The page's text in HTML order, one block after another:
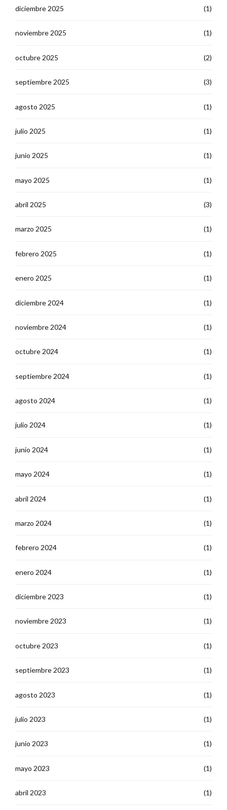
diciembre 2025 (1)
noviembre 2025 (1)
octubre 2025 (2)
septiembre 2025 (3)
agosto 2025 (1)
julio 2025 (1)
junio 2025 (1)
mayo 2025 (1)
abril 2025 (3)
marzo 2025 (1)
febrero 2025 (1)
enero 2025 (1)
diciembre 2024 (1)
noviembre 2024 (1)
octubre 2024 (1)
septiembre 2024 (1)
agosto 2024 (1)
julio 2024 (1)
junio 2024 (1)
mayo 2024 (1)
abril 2024 (1)
marzo 2024 (1)
febrero 2024 (1)
enero 2024 (1)
diciembre 2023 (1)
noviembre 2023 (1)
octubre 2023 (1)
septiembre 2023 (1)
agosto 2023 (1)
julio 2023 (1)
junio 2023 (1)
mayo 2023 (1)
abril 2023 (1)